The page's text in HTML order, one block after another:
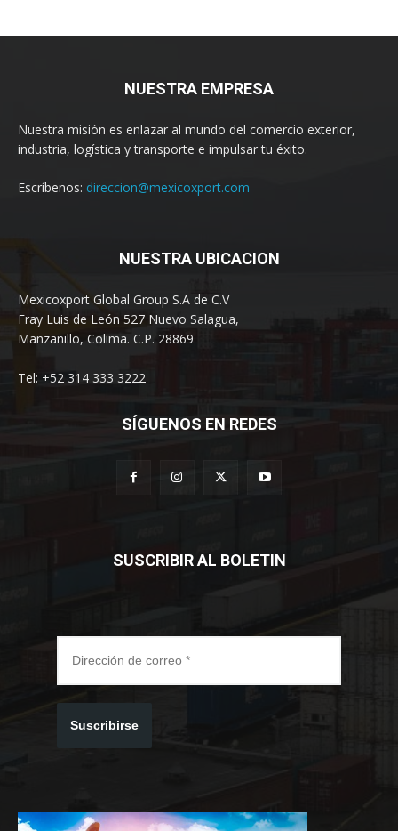
NUESTRA EMPRESA
Nuestra misión es enlazar al mundo del comercio exterior,
industria, logística y transporte e impulsar tu éxito.
Escríbenos: direccion@mexicoxport.com
NUESTRA UBICACION
Mexicoxport Global Group S.A de C.V
Fray Luis de León 527 Nuevo Salagua,
Manzanillo, Colima. C.P. 28869
Tel: +52 314 333 3222
SÍGUENOS EN REDES
SUSCRIBIR AL BOLETIN
Suscribirse